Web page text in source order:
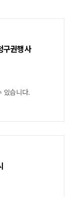
구권행사
있습니다.